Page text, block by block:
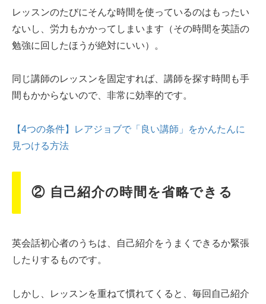
レッスンのたびにそんな時間を使っているのはもったい
ないし、労力もかかってしまいます（その時間を英語の
勉強に回したほうが絶対にいい）。
同じ講師のレッスンを固定すれば、講師を探す時間も手
間もかからないので、非常に効率的です。
【4つの条件】レアジョブで「良い講師」をかんたんに
見つける方法
② 自己紹介の時間を省略できる
英会話初心者のうちは、自己紹介をうまくできるか緊張
したりするものです。
しかし、レッスンを重ねて慣れてくると、毎回自己紹介